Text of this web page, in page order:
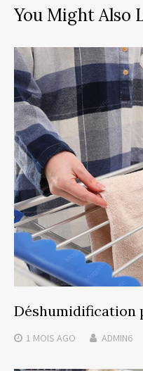
You Might Also
Déshumidification
1 MOIS AGO ADMIN6